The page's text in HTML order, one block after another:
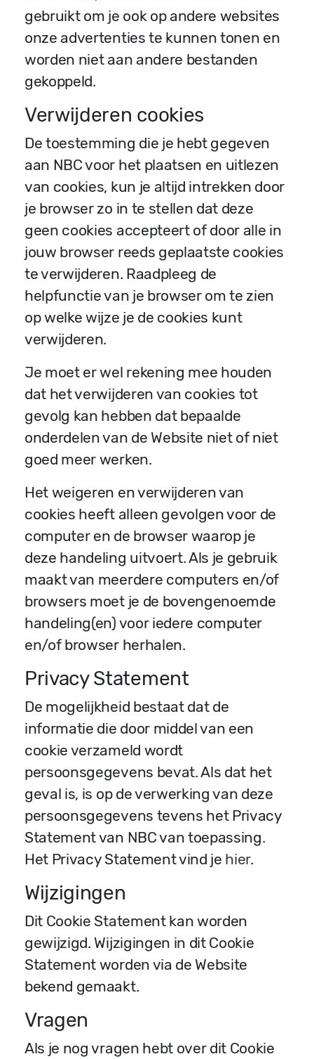
gebruikt om je ook op andere websites
onze advertenties te kunnen tonen en
worden niet aan andere bestanden
gekoppeld.
Verwijderen cookies
De toestemming die je hebt gegeven
aan NBC voor het plaatsen en uitlezen
van cookies, kun je altijd intrekken door
je browser zo in te stellen dat deze
geen cookies accepteert of door alle in
jouw browser reeds geplaatste cookies
te verwijderen. Raadpleeg de
helpfunctie van je browser om te zien
op welke wijze je de cookies kunt
verwijderen.
Je moet er wel rekening mee houden
dat het verwijderen van cookies tot
gevolg kan hebben dat bepaalde
onderdelen van de Website niet of niet
goed meer werken.
Het weigeren en verwijderen van
cookies heeft alleen gevolgen voor de
computer en de browser waarop je
deze handeling uitvoert. Als je gebruik
maakt van meerdere computers en/of
browsers moet je de bovengenoemde
handeling(en) voor iedere computer
en/of browser herhalen.
Privacy Statement
De mogelijkheid bestaat dat de
informatie die door middel van een
cookie verzameld wordt
persoonsgegevens bevat. Als dat het
geval is, is op de verwerking van deze
persoonsgegevens tevens het Privacy
Statement van NBC van toepassing.
Het Privacy Statement vind je hier.
Wijzigingen
Dit Cookie Statement kan worden
gewijzigd. Wijzigingen in dit Cookie
Statement worden via de Website
bekend gemaakt.
Vragen
Als je nog vragen hebt over dit Cookie